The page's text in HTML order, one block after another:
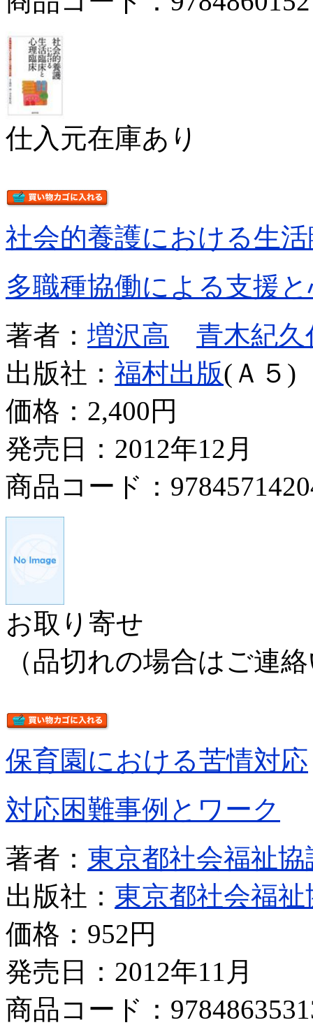
仕入元在庫あり
社会的養護における生
多職種協働による支援
著者： 増沢高
青木紀久
出版社： 福村出版(Ａ５)
価格： 2,400円
発売日：2012年12月
商品コード：
お取り寄せ
（品切れの場合はご連
保育園における苦情対応
対応困難事例とワーク
著者： 東京都社会福祉協
出版社： 東京都社会福祉
価格： 952円
発売日：2012年11月
商品コード：